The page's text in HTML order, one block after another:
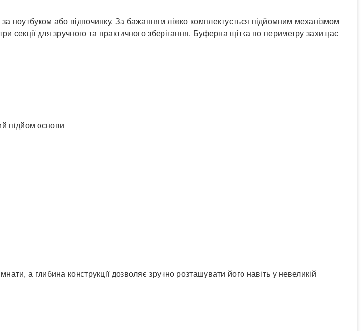
ноутбуком або відпочинку. За бажанням ліжко комплектується підйомним механізмом
секції для зручного та практичного зберігання. Буферна щітка по периметру захищає
підйом основи
а глибина конструкції дозволяє зручно розташувати його навіть у невеликій